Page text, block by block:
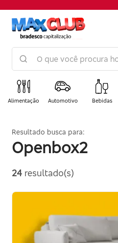
Alimentação Automotivo Bebidas
Resultado busca para:
Openbox2
24 resultado(s)